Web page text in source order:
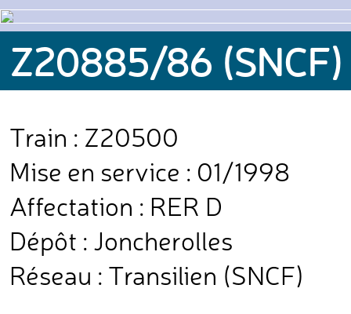
Z20885/86 (SNCF)
Train : Z20500
Mise en service : 01/1998
Affectation : RER D
Dépôt : Joncherolles
Réseau : Transilien (SNCF)